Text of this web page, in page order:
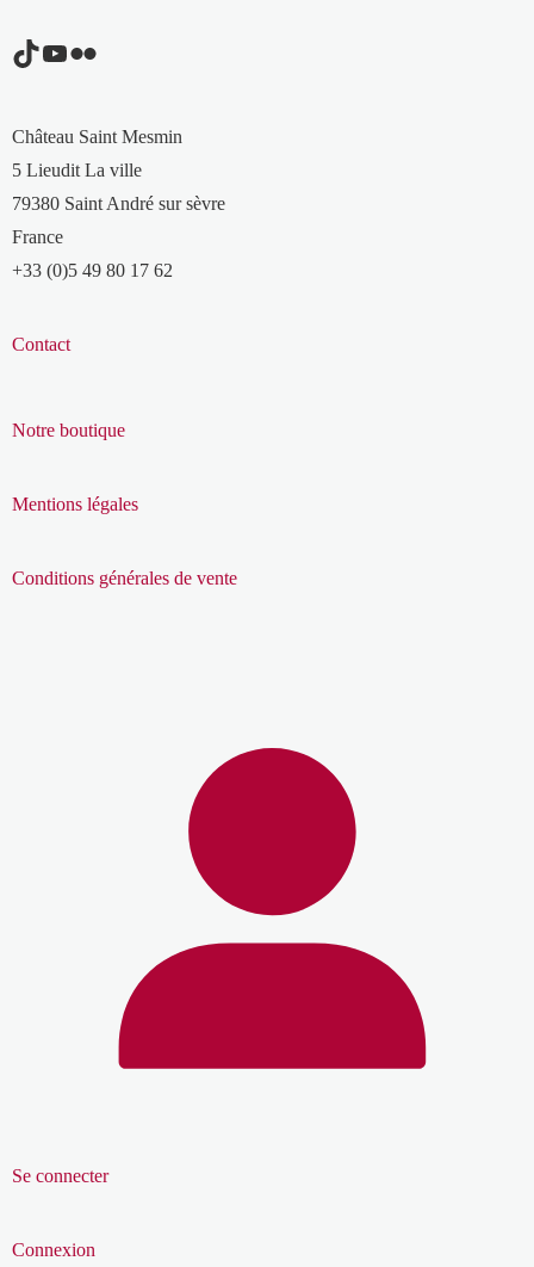
TikTok
YouTube
Flickr
Château Saint Mesmin
5 Lieudit La ville
79380 Saint André sur sèvre
France
+33 (0)5 49 80 17 62
Contact
Notre boutique
Mentions légales
Conditions générales de vente
Se connecter
Connexion